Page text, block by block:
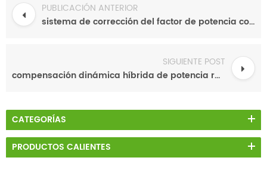
PUBLICACIÓN ANTERIOR
sistema de corrección del factor de potencia con filtración armónica
SIGUIENTE POST
compensación dinámica híbrida de potencia reactiva
CATEGORÍAS
PRODUCTOS CALIENTES